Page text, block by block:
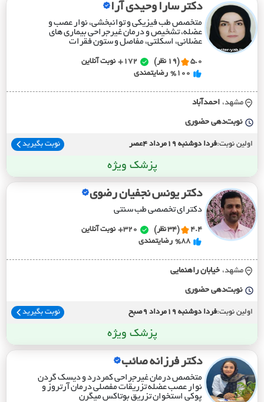
دکتر سارا وحیدی آرا
متخصص طب فیزیکی و توانبخشی، نوار عصب و
عضله، تشخیص و درمان غیرجراحی بیماری های
عضلانی، اسکلتی، مفاصل و ستون فقرات
5.0 (19 نظر) 172+
نوبت آنلاین
%100 رضایتمندی
مشهد، احمدآباد
نوبت‌دهی حضوری
اولین نوبت:فردا دوشنبه 19مرداد 4عصر نوبت بگیرید
پزشک ویژه
دکتر یونس نجفیان رضوی
دکترای تخصصی طب سنتی
4.4 (34 نظر) 320+
نوبت آنلاین
%88 رضایتمندی
مشهد، خيابان راهنمايي
نوبت‌دهی حضوری
اولین نوبت:فردا دوشنبه 19مرداد 9صبح نوبت بگیرید
پزشک ویژه
دکتر فرزانه صائب
متخصص درمان غیرجراحی کمردرد و دیسک گردن
نوار عصب عضله تزریقات مفصلی درمان آرتروز و
پوکی استخوان تزریق بوتاکس میگرن